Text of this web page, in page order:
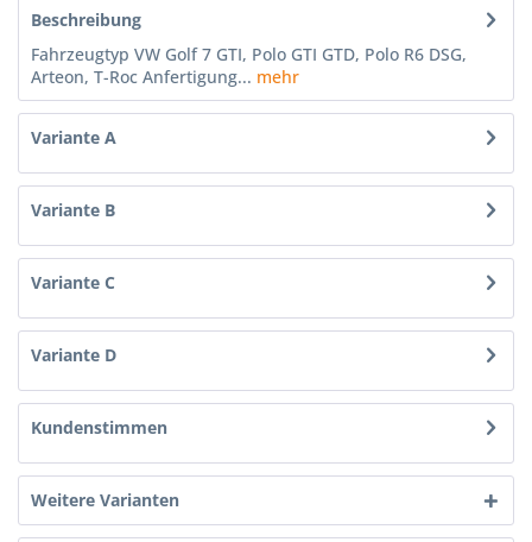
Beschreibung
Fahrzeugtyp VW Golf 7 GTI, Polo GTI GTD, Polo R6 DSG,
Arteon, T-Roc Anfertigung... mehr
Variante A
Variante B
Variante C
Variante D
Kundenstimmen
Weitere Varianten